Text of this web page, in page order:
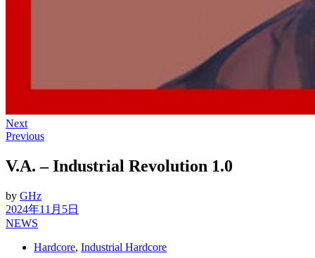
Next
Previous
V.A. – Industrial Revolution 1.0
by GHz
2024年11月5日
NEWS
Hardcore, Industrial Hardcore